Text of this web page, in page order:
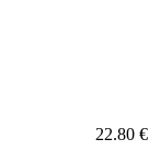
22.80 €